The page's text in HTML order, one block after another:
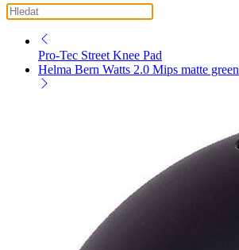
Pro-Tec Street Knee Pad
Helma Bern Watts 2.0 Mips matte green